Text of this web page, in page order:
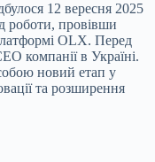
12 вересня 2025
роботи, провівши
OLX. Перед
компанії в Україні.
новий етап у
та розширення